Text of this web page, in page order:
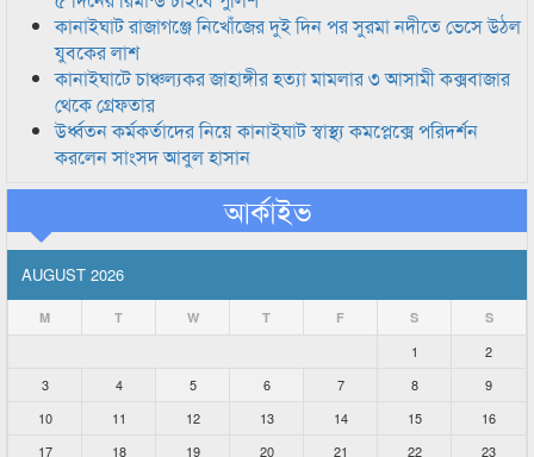
কানাইঘাট রাজাগঞ্জে নিখোঁজের দুই দিন পর সুরমা নদীতে ভেসে উঠল
যুবকের লাশ
কানাইঘাটে চাঞ্চল্যকর জাহাঙ্গীর হত্যা মামলার ৩ আসামী কক্সবাজার
থেকে গ্রেফতার
উর্ধ্বতন কর্মকর্তাদের নিয়ে কানাইঘাট স্বাস্থ্য কমপ্লেক্সে পরিদর্শন
করলেন সাংসদ আবুল হাসান
আর্কাইভ
AUGUST 2026
M T W T F S S
1
2
3
4 5 6 7 8
9
10
11 12 13 14 15
16
17
18 19 20 21 22 23